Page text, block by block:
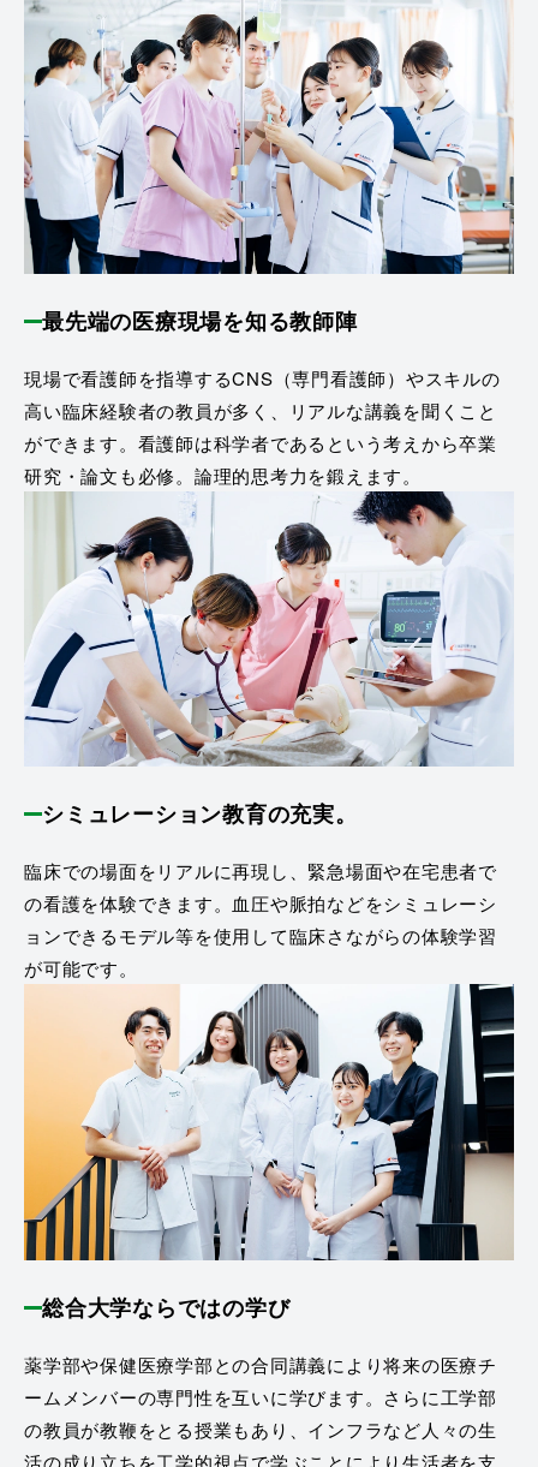
最先端の医療現場を知る教師陣
現場で看護師を指導するCNS（専門看護師）やスキルの
高い臨床経験者の教員が多く、リアルな講義を聞くこと
ができます。看護師は科学者であるという考えから卒業
研究・論文も必修。論理的思考力を鍛えます。
シミュレーション教育の充実。
臨床での場面をリアルに再現し、緊急場面や在宅患者で
の看護を体験できます。血圧や脈拍などをシミュレーシ
ョンできるモデル等を使用して臨床さながらの体験学習
が可能です。
総合大学ならではの学び
薬学部や保健医療学部との合同講義により将来の医療チ
ームメンバーの専門性を互いに学びます。さらに工学部
の教員が教鞭をとる授業もあり、インフラなど人々の生
活の成り立ちを工学的視点で学ぶことにより生活者を支